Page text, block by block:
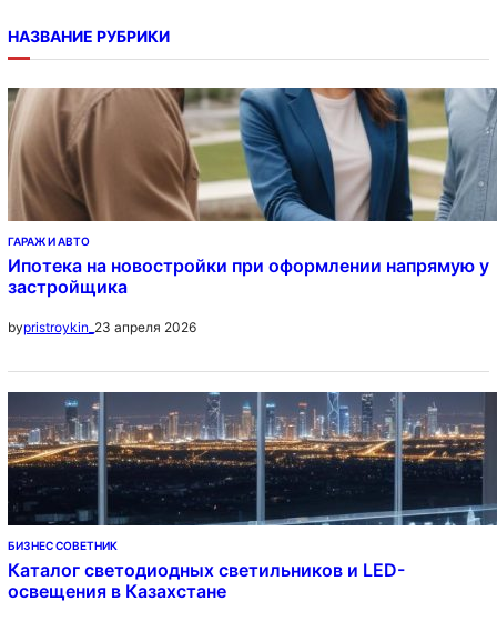
НАЗВАНИЕ РУБРИКИ
ГАРАЖ И АВТО
Ипотека на новостройки при оформлении напрямую у
застройщика
bypristroykin_ 23 апреля 2026
БИЗНЕС СОВЕТНИК
Каталог светодиодных светильников и LED-
освещения в Казахстане